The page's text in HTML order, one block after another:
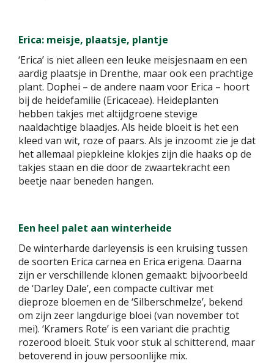
Erica: meisje, plaatsje, plantje
‘Erica’ is niet alleen een leuke meisjesnaam en een
aardig plaatsje in Drenthe, maar ook een prachtige
plant. Dophei – de andere naam voor Erica – hoort
bij de heidefamilie (Ericaceae). Heideplanten
hebben takjes met altijdgroene stevige
naaldachtige blaadjes. Als heide bloeit is het een
kleed van wit, roze of paars. Als je inzoomt zie je dat
het allemaal piepkleine klokjes zijn die haaks op de
takjes staan en die door de zwaartekracht een
beetje naar beneden hangen.
Een heel palet aan winterheide
De winterharde darleyensis is een kruising tussen
de soorten Erica carnea en Erica erigena. Daarna
zijn er verschillende klonen gemaakt: bijvoorbeeld
de ‘Darley Dale’, een compacte cultivar met
dieproze bloemen en de ‘Silberschmelze’, bekend
om zijn zeer langdurige bloei (van november tot
mei). ‘Kramers Rote’ is een variant die prachtig
rozerood bloeit. Stuk voor stuk al schitterend, maar
betoverend in jouw persoonlijke mix.